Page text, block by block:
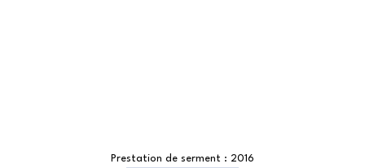
Prestation de serment : 2016